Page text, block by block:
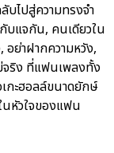
บไปสู่ความทรงจำ
บแจกัน, คนเดียวใน
อย่าฝากความหวัง,
จริง ที่แฟนเพลงทั้ง
กะฮอลล์ขนาดยักษ์
หัวใจของแฟน